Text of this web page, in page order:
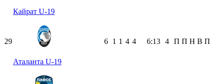
Кайрат U-19
29
Аталанта U-19
6 1 1 4 4 6:13 4 П П Н В П